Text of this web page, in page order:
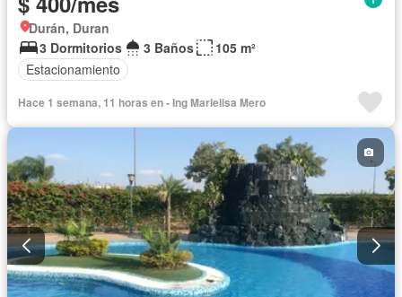
Durán, Duran
3 Dormitorios
3 Baños
105 m²
Estacionamiento
Hace 1 semana, 11 horas en - Ing Marielisa Mero